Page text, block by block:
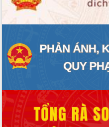
sầu riêng tại Đắk Lắk
Trình diễn nghệ thuật chế biến các
Đắk Lắk công bố Quy hoạch và xúc
tiến đầu tư tỉnh
Ngành cá ngừ Đắk Lắk chủ động thích
Diễn đàn Kinh tế tư nhân Việt Nam đột
phá cơ chế - Hợp tác công tư
Đề án 06 tạo bước ngoặt đột phá trong
cải cách hành chính tỉnh Đắk Lắk